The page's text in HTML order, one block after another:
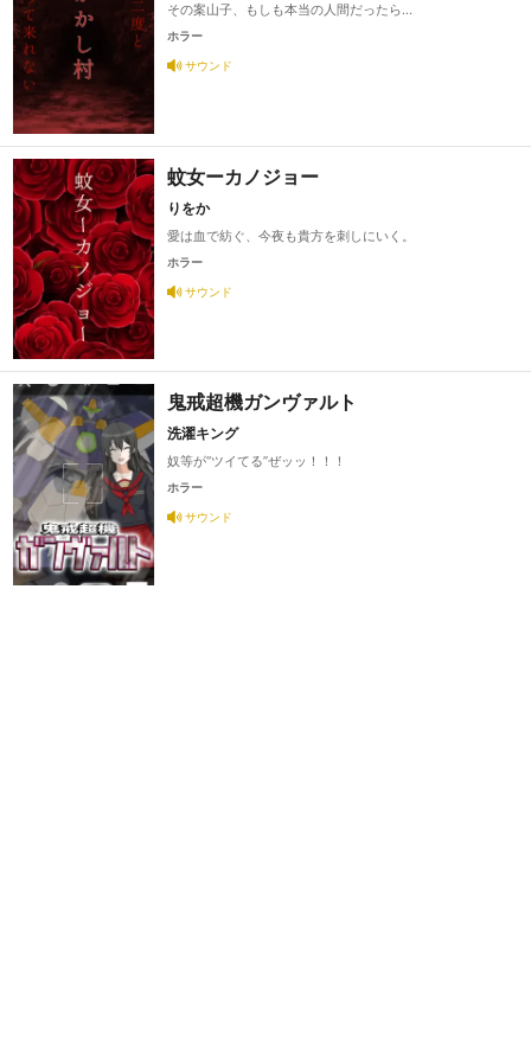
その案山子、もしも本当の人間だったら…
ホラー
サウンド
蚊女ーカノジョー
りをか
愛は血で紡ぐ、今夜も貴方を刺しにいく。
ホラー
サウンド
鬼戒超機ガンヴァルト
洗濯キング
奴等が“ツイてる”ぜッッ！！！
ホラー
サウンド